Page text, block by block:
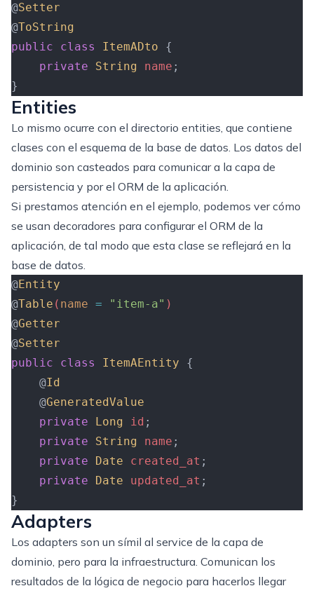
@Setter
@ToString
public class ItemADto {
    private
String name ;
}
Entities
Lo mismo ocurre con el directorio entities, que contiene
clases con el esquema de la base de datos. Los datos del
dominio son casteados para comunicar a la capa de
persistencia y por el ORM de la aplicación.
Si prestamos atención en el ejemplo, podemos ver cómo
se usan decoradores para configurar el ORM de la
aplicación, de tal modo que esta clase se reflejará en la
base de datos.
@Entity
@Table ( name = "item-a" )
@Getter
@Setter
public class ItemAEntity {
    @
Id
    @
GeneratedValue
    private
Long id ;
    private
String name ;
    private
Date created_at ;
    private
Date updated_at ;
}
Adapters
Los adapters son un símil al service de la capa de
dominio, pero para la infraestructura. Comunican los
resultados de la lógica de negocio para hacerlos llegar